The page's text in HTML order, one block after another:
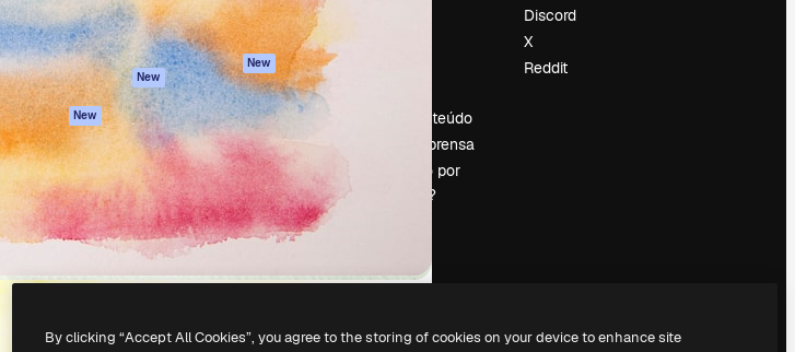
Texto para voz
Conteúdo de stock
MCP para
Claude/ChatGPT
New
Agentes New
API
App móvel
Todas as
ferramentas
Política de
privacidade
Originais New
Política de cookies
Central de
confiabilidade
Afiliados
Empresas
Vender conteúdo
Sala de imprensa
Procurando por
magnific.ai?
Discord
X
Reddit
Todos os direitos reservados.
By clicking “Accept All Cookies”, you agree to the storing of cookies on your device to enhance site